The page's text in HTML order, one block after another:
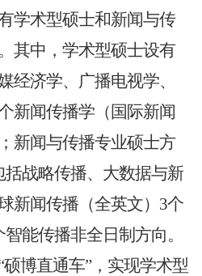
学术型硕士和新闻与传
其中，学术型硕士设有
经济学、广播电视学、
新闻传播学（国际新闻
新闻与传播专业硕士方
战略传播、大数据与新
新闻传播（全英文）3个
能传播非全日制方向。
博直通车”，实现学术型